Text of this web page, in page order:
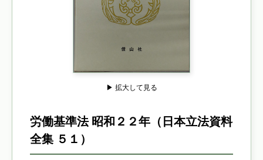
▶ 拡大して見る
労働基準法 昭和２２年（日本立法資料
全集 ５１）